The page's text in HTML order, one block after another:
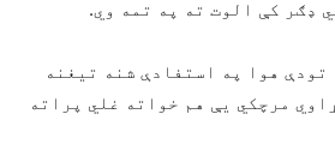
ډګر کې الوت ته په تمه وي.
تودې هوا په استفادې شنه تیغنه
مرچکي یې هم خواته غلي پراته